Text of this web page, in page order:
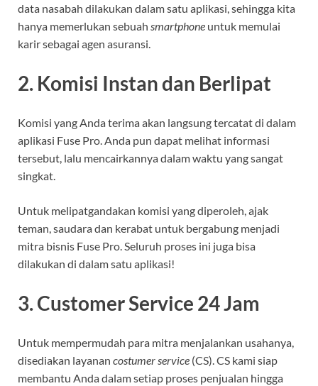
data nasabah dilakukan dalam satu aplikasi, sehingga kita
hanya memerlukan sebuah smartphone untuk memulai
karir sebagai agen asuransi.
2. Komisi Instan dan Berlipat
Komisi yang Anda terima akan langsung tercatat di dalam
aplikasi Fuse Pro. Anda pun dapat melihat informasi
tersebut, lalu mencairkannya dalam waktu yang sangat
singkat.
Untuk melipatgandakan komisi yang diperoleh, ajak
teman, saudara dan kerabat untuk bergabung menjadi
mitra bisnis Fuse Pro. Seluruh proses ini juga bisa
dilakukan di dalam satu aplikasi!
3. Customer Service 24 Jam
Untuk mempermudah para mitra menjalankan usahanya,
disediakan layanan costumer service (CS). CS kami siap
membantu Anda dalam setiap proses penjualan hingga